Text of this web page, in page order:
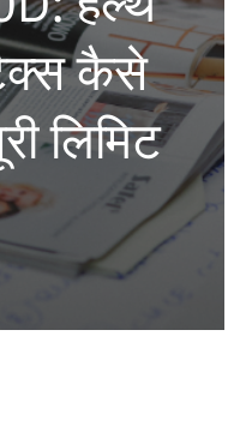
कैसे
लिमिट